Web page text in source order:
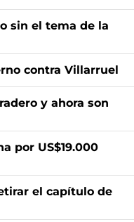
sin el tema de la
contra Villarruel
y ahora son
por US$19.000
el capítulo de